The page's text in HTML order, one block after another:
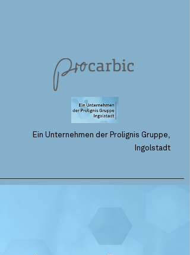
Ein Unternehmen der Prolignis Gruppe,
Ingolstadt